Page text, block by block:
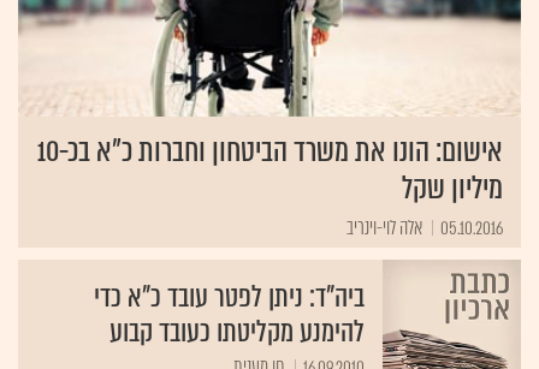
אישום: הונו את משרד הביטחון וחברות כ"א בכ-10
מיליון שקל
05.10.2016 אלה לוי-וינריב
ביה"ד: ניתן לפטר עובד כ"א כדי
להימנע מקליטתו כעובד קבוע